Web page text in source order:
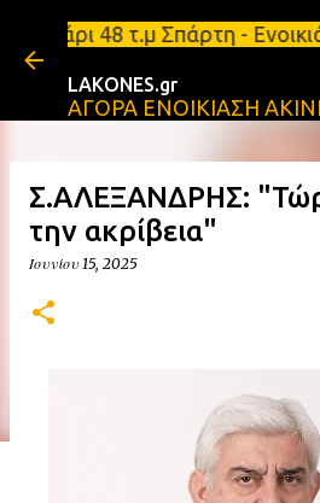
Μετάβαση στο κύριο
τ.μ Σπάρτη -
LAKONES.gr
ΑΓΟΡΑ ΕΝΟΙΚΙΑΣΗ
Σ.ΑΛΕΞΑΝΔΡΗΣ:
την ακρίβεια"
Ιουνίου 15, 2025